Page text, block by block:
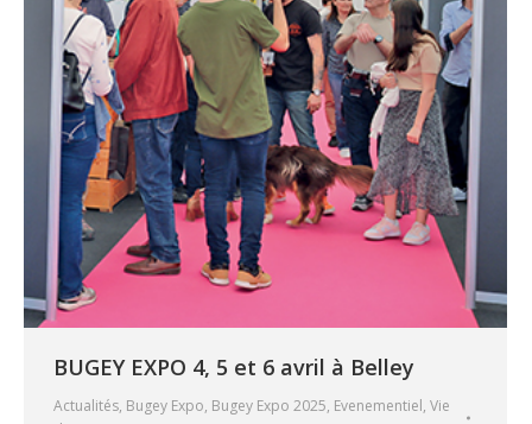
BUGEY EXPO 4, 5 et 6 avril à Belley
Actualités, Bugey Expo, Bugey Expo 2025, Evenementiel, Vie